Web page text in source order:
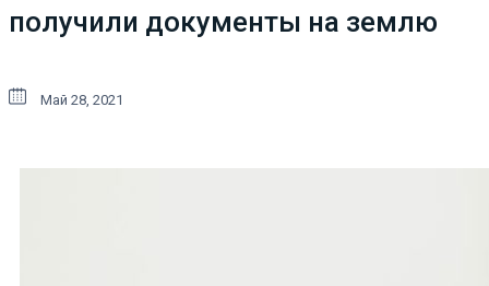
получили документы на землю
Май 28, 2021